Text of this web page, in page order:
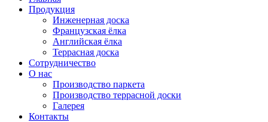
Продукция
Инженерная доска
Французская ёлка
Английская ёлка
Террасная доска
Сотрудничество
О нас
Производство паркета
Производство террасной доски
Галерея
Контакты